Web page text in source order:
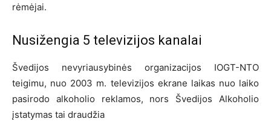
rėmėjai.
Nusižengia 5 televizijos kanalai
Švedijos nevyriausybinės organizacijos IOGT-NTO
teigimu, nuo 2003 m. televizijos ekrane laikas nuo laiko
pasirodo alkoholio reklamos, nors Švedijos Alkoholio
įstatymas tai draudžia